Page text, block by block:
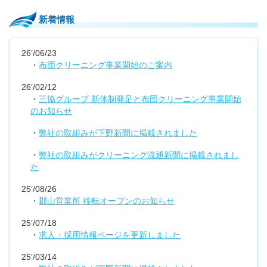
新着情報
26’/06/23
・ 布団クリーニング事業開始のご案内
26’/02/12
・ 三協グループ 新体制発足と布団クリーニング事業開始
のお知らせ
・ 弊社の取組みが下野新聞に掲載されました
・ 弊社の取組みがクリーニング流通新聞に掲載されまし
た
25’/08/26
・ 郡山営業所 移転オープンのお知らせ
25’/07/18
・ 求人・採用情報ページを更新しました
25’/03/14